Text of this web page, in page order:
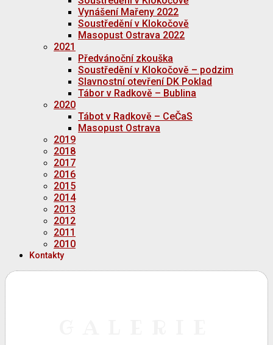
Vynášení Mařeny 2022
Soustředění v Klokočově
Masopust Ostrava 2022
2021
Předvánoční zkouška
Soustředění v Klokočově – podzim
Slavnostní otevření DK Poklad
Tábor v Radkově – Bublina
2020
Tábot v Radkově – CeČaS
Masopust Ostrava
2019
2018
2017
2016
2015
2014
2013
2012
2011
2010
Kontakty